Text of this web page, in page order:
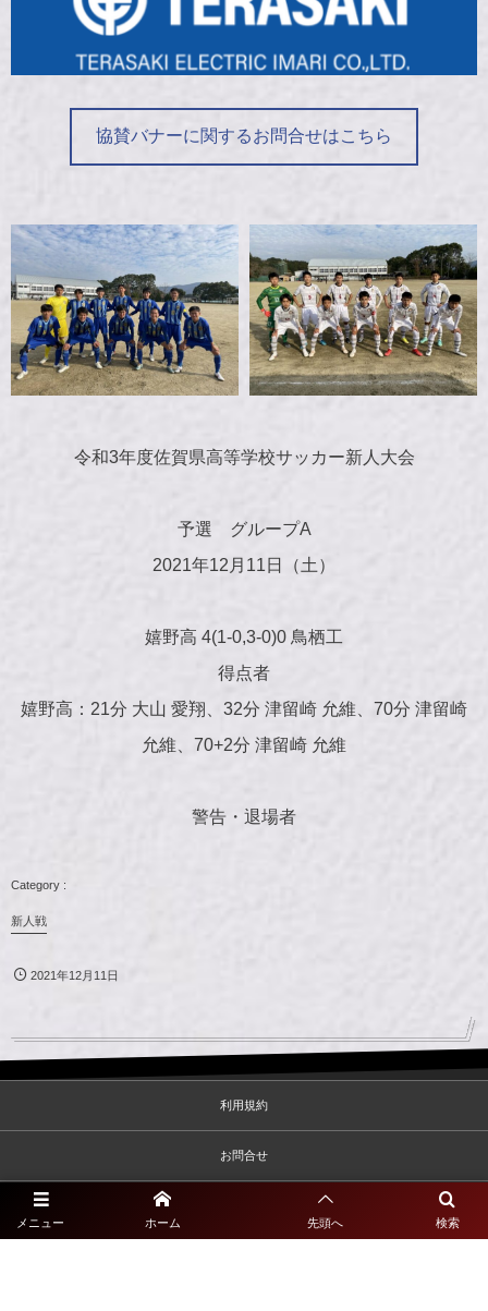
協賛バナーに関するお問合せはこちら
令和3年度佐賀県高等学校サッカー新人大会
予選 グループA
2021年12月11日（土）
嬉野高 4(1-0,3-0)0 鳥栖工
得点者
嬉野高：21分 大山 愛翔、32分 津留崎 允維、70分 津留崎
允維、70+2分 津留崎 允維
警告・退場者
新人戦
2021年12月11日
メニュー 検索
ホーム 先頭へ
利用規約
お問合せ